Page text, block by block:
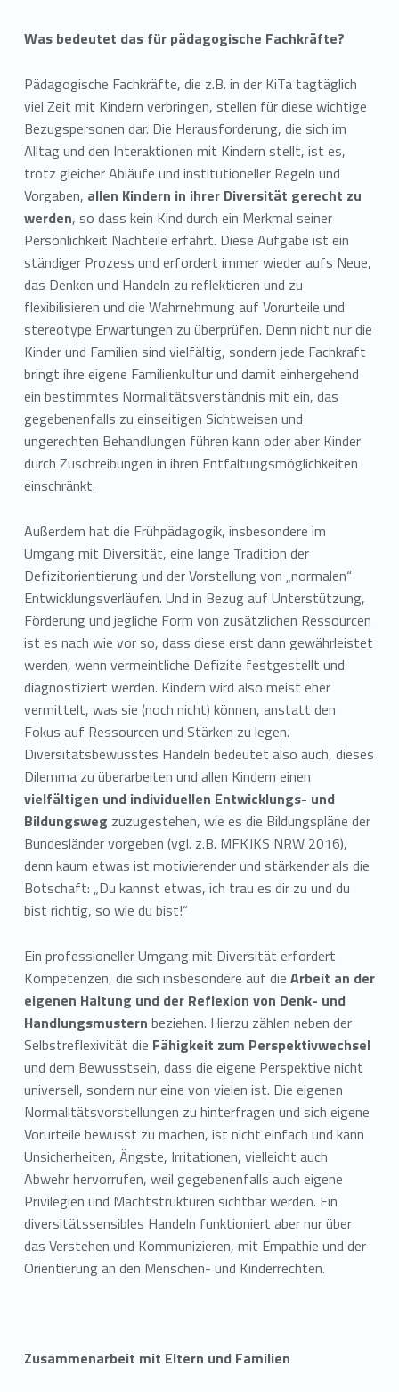
Was bedeutet das für pädagogische Fachkräfte?
Pädagogische Fachkräfte, die z.B. in der KiTa tagtäglich
viel Zeit mit Kindern verbringen, stellen für diese wichtige
Bezugspersonen dar. Die Herausforderung, die sich im
Alltag und den Interaktionen mit Kindern stellt, ist es,
trotz gleicher Abläufe und institutioneller Regeln und
Vorgaben, allen Kindern in ihrer Diversität gerecht zu
werden, so dass kein Kind durch ein Merkmal seiner
Persönlichkeit Nachteile erfährt. Diese Aufgabe ist ein
ständiger Prozess und erfordert immer wieder aufs Neue,
das Denken und Handeln zu reflektieren und zu
flexibilisieren und die Wahrnehmung auf Vorurteile und
stereotype Erwartungen zu überprüfen. Denn nicht nur die
Kinder und Familien sind vielfältig, sondern jede Fachkraft
bringt ihre eigene Familienkultur und damit einhergehend
ein bestimmtes Normalitätsverständnis mit ein, das
gegebenenfalls zu einseitigen Sichtweisen und
ungerechten Behandlungen führen kann oder aber Kinder
durch Zuschreibungen in ihren Entfaltungsmöglichkeiten
einschränkt.
Außerdem hat die Frühpädagogik, insbesondere im
Umgang mit Diversität, eine lange Tradition der
Defizitorientierung und der Vorstellung von „normalen“
Entwicklungsverläufen. Und in Bezug auf Unterstützung,
Förderung und jegliche Form von zusätzlichen Ressourcen
ist es nach wie vor so, dass diese erst dann gewährleistet
werden, wenn vermeintliche Defizite festgestellt und
diagnostiziert werden. Kindern wird also meist eher
vermittelt, was sie (noch nicht) können, anstatt den
Fokus auf Ressourcen und Stärken zu legen.
Diversitätsbewusstes Handeln bedeutet also auch, dieses
Dilemma zu überarbeiten und allen Kindern einen
vielfältigen und individuellen Entwicklungs- und
Bildungsweg zuzugestehen, wie es die Bildungspläne der
Bundesländer vorgeben (vgl. z.B. MFKJKS NRW 2016),
denn kaum etwas ist motivierender und stärkender als die
Botschaft: „Du kannst etwas, ich trau es dir zu und du
bist richtig, so wie du bist!“
Ein professioneller Umgang mit Diversität erfordert
Kompetenzen, die sich insbesondere auf die Arbeit an der
eigenen Haltung und der Reflexion von Denk- und
Handlungsmustern beziehen. Hierzu zählen neben der
Selbstreflexivität die Fähigkeit zum Perspektivwechsel
und dem Bewusstsein, dass die eigene Perspektive nicht
universell, sondern nur eine von vielen ist. Die eigenen
Normalitätsvorstellungen zu hinterfragen und sich eigene
Vorurteile bewusst zu machen, ist nicht einfach und kann
Unsicherheiten, Ängste, Irritationen, vielleicht auch
Abwehr hervorrufen, weil gegebenenfalls auch eigene
Privilegien und Machtstrukturen sichtbar werden. Ein
diversitätssensibles Handeln funktioniert aber nur über
das Verstehen und Kommunizieren, mit Empathie und der
Orientierung an den Menschen- und Kinderrechten.
Zusammenarbeit mit Eltern und Familien